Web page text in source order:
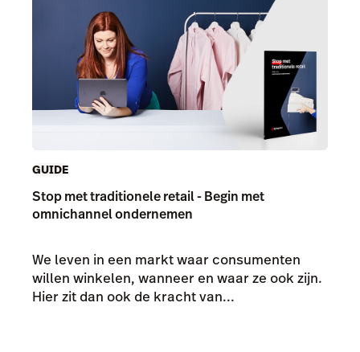
GUIDE
Stop met traditionele retail - Begin met
omnichannel ondernemen
We leven in een markt waar consumenten
willen winkelen, wanneer en waar ze ook zijn.
Hier zit dan ook de kracht van...